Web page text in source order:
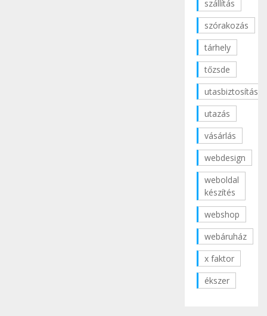
szállítás
szórakozás
tárhely
tőzsde
utasbiztosítás
utazás
vásárlás
webdesign
weboldal
készítés
webshop
webáruház
x faktor
ékszer